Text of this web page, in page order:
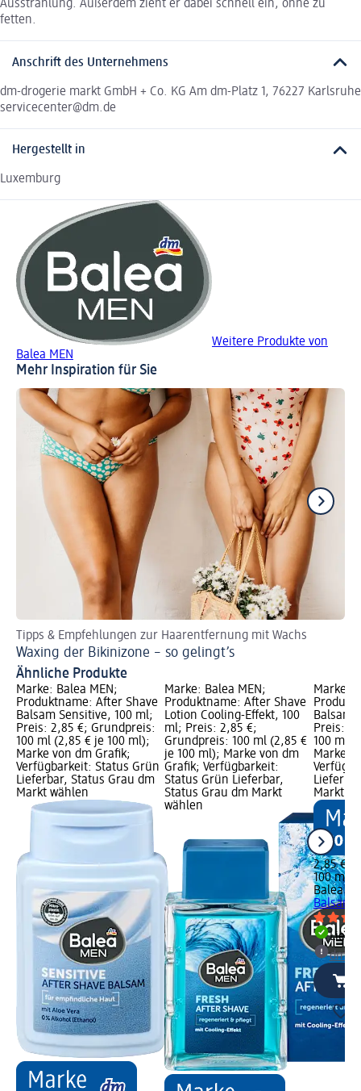
Ausstrahlung. Außerdem zieht er dabei schnell ein, ohne zu
fetten.
Anschrift des Unternehmens
dm-drogerie markt GmbH + Co. KG Am dm-Platz 1, 76227 Karlsruhe
servicecenter@dm.de
Hergestellt in
Luxemburg
Weitere Produkte von
Balea MEN
Mehr Inspiration für Sie
Tipps & Empfehlungen zur Haarentfernung mit Wachs
Waxing der Bikinizone – so gelingt’s
Ähnliche Produkte
Marke: Balea MEN;
Produktname: After Shave
Balsam Sensitive, 100 ml;
Preis: 2,85 €; Grundpreis:
100 ml (2,85 € je 100 ml);
Marke von dm Grafik;
Verfügbarkeit: Status Grün
Lieferbar, Status Grau dm
Markt wählen
Marke: Balea MEN;
Produktname: After Shave
Lotion Cooling-Effekt, 100
ml; Preis: 2,85 €;
Grundpreis: 100 ml (2,85 €
je 100 ml); Marke von dm
Grafik; Verfügbarkeit:
Status Grün Lieferbar,
Status Grau dm Markt
wählen
Marke:
Balsam
Preis:
100 ml
Marke
Markt
2,85 €
100 ml
Balea
Balsam
dm